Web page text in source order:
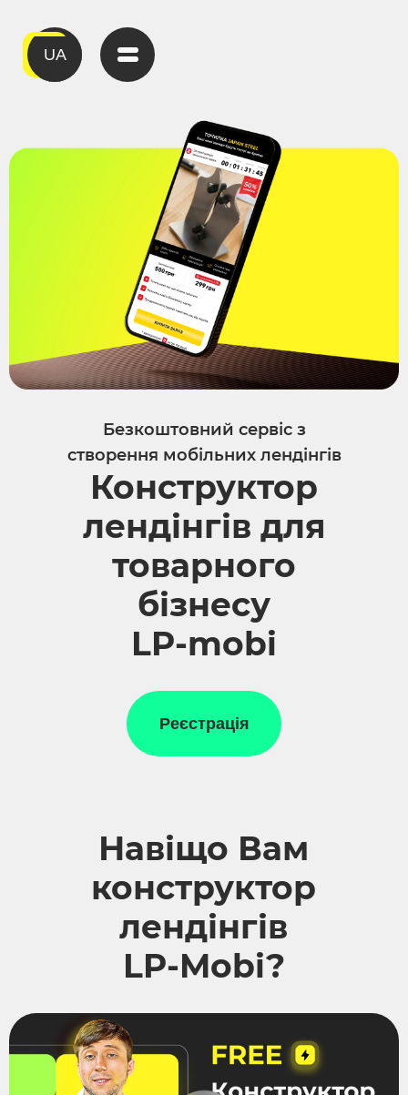
Переваги
Увійти
UA
Безкоштовний сервіс з
створення мобільних лендінгів
Конструктор
лендінгів для
товарного
бізнесу
LP-mobi
Реєстрація
Навіщо Вам
конструктор
лендінгів
LP-Mobi?